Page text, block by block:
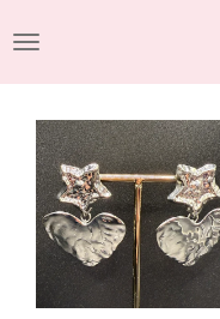
direct
naar
hoofdinhoud